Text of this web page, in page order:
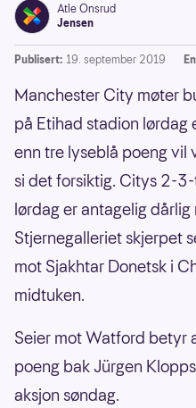
Atle Onsrud
Jensen
Publisert: 19. september 2019
Manchester City møter
på Etihad stadion
enn tre lyseblå poeng
si det forsiktig. Citys 2-
lørdag er antagelig
Stjernegalleriet skjerpet
mot Sjakhtar Donetsk i
midtuken.
Seier mot Watford betyr
poeng bak Jürgen
aksjon søndag.